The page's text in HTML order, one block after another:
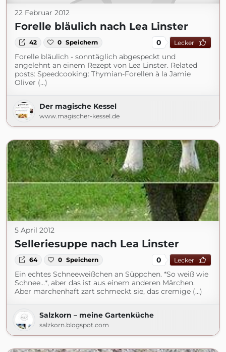
22 Februar 2012
Forelle bläulich nach Lea Linster
42 0 Speichern 0 Lecker
Forelle bläulich - sonntäglich abgespeckt und
angelehnt an einem Rezept von Lea Linster. Related
posts: Speedcooking: Thymian-Forellen à la Jamie
Oliver (...)
Der magische Kessel
www.magischer-kessel.de
5 April 2012
Selleriesuppe nach Lea Linster
64 0 Speichern 0 Lecker
Ein echtes Schneeweißchen an Süppchen. *So weiß wie
Schnee...*, aber das ist aus einem anderen Märchen.
Aber märchenhaft zart schmeckt sie, das cremige (...)
Salzkorn – meine Gartenküche
salzkorn.blogspot.com